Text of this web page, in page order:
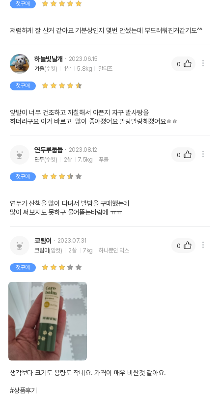
첫구매
저렴하게 잘 산거 같아요 기분상인지 몇번 안썼는데 부드러워진거같기도^^
하늘빛날개
2023.06.15
겨울(수컷) 1살 5.8kg 말티즈
첫구매
앞발이 너무 건조하고 까칠해서 아픈지 자꾸 발사탕을
하더라구요 이거 바르고  많이 좋아졌어요 말랑말랑해졌어요ㅎㅎ
0
연두루둡둡
2023.08.12
연두(수컷) 2살 7.5kg 푸들
첫구매
연두가 산책을 많이 다녀서 발밤을 구매했는데
0
코림이
2023.07.31
크림이 (암컷) 2살 7kg 하나뿐인 믹스
첫구매
생각보다 크기도 용량도 작네요. 가격이 매우 비싼것 같아요.
#상품후기
0